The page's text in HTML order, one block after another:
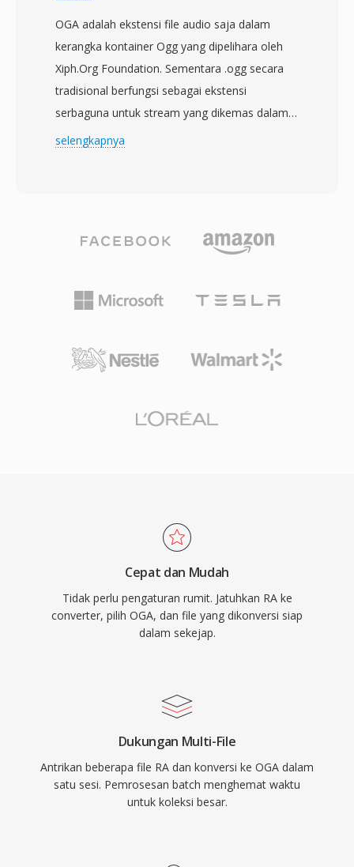
menggunakan codec ucapan bitrate rendah
untuk modem 14,4 kbps, sementara iterasi
selanjutnya (RealAudio 10, dibangun di atas
AAC) menghasilkan kualitas mendekati CD. File
RA mendukung encoding constant dan variable
bitrate, streaming multi-bitrate adaptif, dan
RealPlayer terinstal di ratusan juta PC, dan
penyiar seperti BBC dan NPR mengandalkan
teknis yang bertahan lama adalah konsep
standar selanjutnya seperti HLS dan DASH.
Meskipun telah digantikan oleh codec modern,
masih ada dan memerlukan konversi untuk
OGA adalah ekstensi file audio saja dalam
kerangka kontainer Ogg yang dipelihara oleh
Xiph.Org Foundation. Sementara .ogg secara
tradisional berfungsi sebagai ekstensi
serbaguna untuk stream yang dikemas dalam
Ogg, pengenalan .oga pada tahun 2007
Speex, atau Opus — kontainernya agnostik
transport dengan dukungan untuk bitstream
logis berantai dan pencarian berbasis granule.
interoperabilitas: aplikasi yang menemukan
video, menghasilkan waktu muat yang lebih
paten yang mempengaruhi format proprietary.
Format ini mendukung metadata komentar
Vorbis untuk menandai artis, album, dan
informasi track secara terstandar. OGA diputar
secara native di Firefox, browser berbasis
Chromium, VLC, dan sebagian besar lingkungan
selengkapnya
Cepat dan Mudah
Tidak perlu pengaturan rumit. Jatuhkan RA ke
converter, pilih OGA, dan file yang dikonversi siap
dalam sekejap.
Dukungan Multi-File
Antrikan beberapa file RA dan konversi ke OGA dalam
satu sesi. Pemrosesan batch menghemat waktu
untuk koleksi besar.